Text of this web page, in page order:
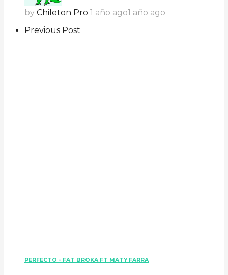
by Chileton Pro 1 año ago1 año ago
Previous Post
PERFECTO - FAT BROKA FT MATY FARRA